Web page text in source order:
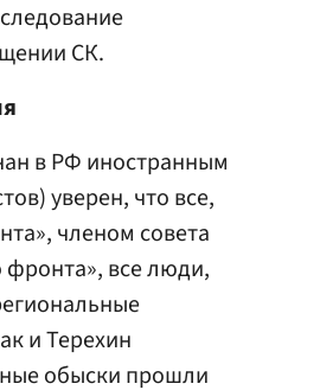
СК.
в РФ иностранным
уверен, что все,
членом совета
фронта», все люди,
и Терехин
обыски прошли